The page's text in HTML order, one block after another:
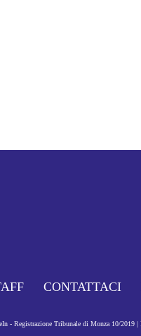
CONTATTACI
- Registrazione Tribunale di Monza 10/2019